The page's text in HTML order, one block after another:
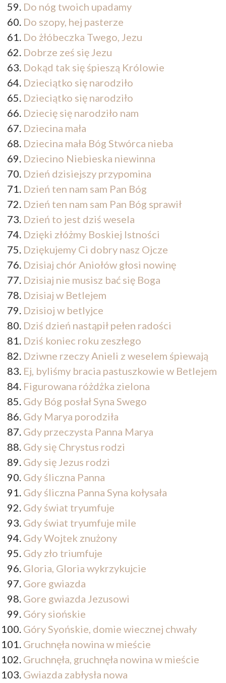
Do nóg twoich upadamy
Do szopy, hej pasterze
Do żłóbeczka Twego, Jezu
Dobrze ześ się Jezu
Dokąd tak się śpieszą Królowie
Dzieciątko się narodziło
Dzieciątko się narodziło
Dziecię się narodziło nam
Dziecina mała
Dziecina mała Bóg Stwórca nieba
Dziecino Niebieska niewinna
Dzień dzisiejszy przypomina
Dzień ten nam sam Pan Bóg
Dzień ten nam sam Pan Bóg sprawił
Dzień to jest dziś wesela
Dzięki złóżmy Boskiej Istności
Dziękujemy Ci dobry nasz Ojcze
Dzisiaj chór Aniołów głosi nowinę
Dzisiaj nie musisz bać się Boga
Dzisiaj w Betlejem
Dzisioj w betlyjce
Dziś dzień nastąpił pełen radości
Dziś koniec roku zeszłego
Dziwne rzeczy Anieli z weselem śpiewają
Ej, byliśmy bracia pastuszkowie w Betlejem
Figurowana różdżka zielona
Gdy Bóg posłał Syna Swego
Gdy Marya porodziła
Gdy przeczysta Panna Marya
Gdy się Chrystus rodzi
Gdy się Jezus rodzi
Gdy śliczna Panna
Gdy śliczna Panna Syna kołysała
Gdy świat tryumfuje
Gdy świat tryumfuje mile
Gdy Wojtek znużony
Gdy zło triumfuje
Gloria, Gloria wykrzykujcie
Gore gwiazda
Gore gwiazda Jezusowi
Góry siońskie
Góry Syońskie, domie wiecznej chwały
Gruchnęła nowina w mieście
Gruchnęła, gruchnęła nowina w mieście
Gwiazda zabłysła nowa